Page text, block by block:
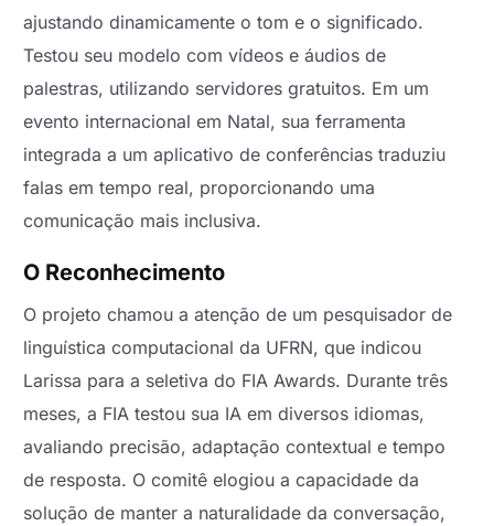
ajustando dinamicamente o tom e o significado.
Testou seu modelo com vídeos e áudios de
palestras, utilizando servidores gratuitos. Em um
evento internacional em Natal, sua ferramenta
integrada a um aplicativo de conferências traduziu
falas em tempo real, proporcionando uma
comunicação mais inclusiva.
O Reconhecimento
O projeto chamou a atenção de um pesquisador de
linguística computacional da UFRN, que indicou
Larissa para a seletiva do FIA Awards. Durante três
meses, a FIA testou sua IA em diversos idiomas,
avaliando precisão, adaptação contextual e tempo
de resposta. O comitê elogiou a capacidade da
solução de manter a naturalidade da conversação,